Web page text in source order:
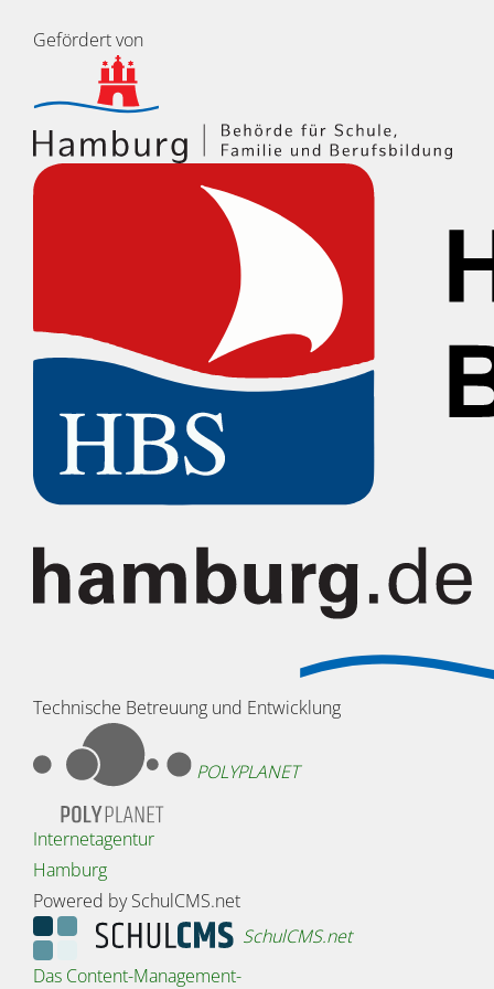
Gefördert von
Technische Betreuung und Entwicklung
POLYPLANET
Internetagentur
Hamburg
Powered by SchulCMS.net
SchulCMS.net
Das Content-Management-